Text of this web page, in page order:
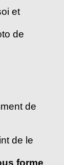
et
de
de
de le
forme